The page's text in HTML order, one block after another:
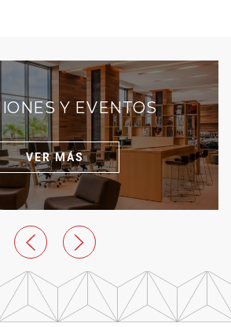
Y EVENTOS
VER MÁS